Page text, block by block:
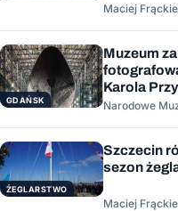
Maciej
GDAŃSK
Muzeum
Karola
Narodowe
ŻEGLARSTWO
Szczecin
sezon
Maciej